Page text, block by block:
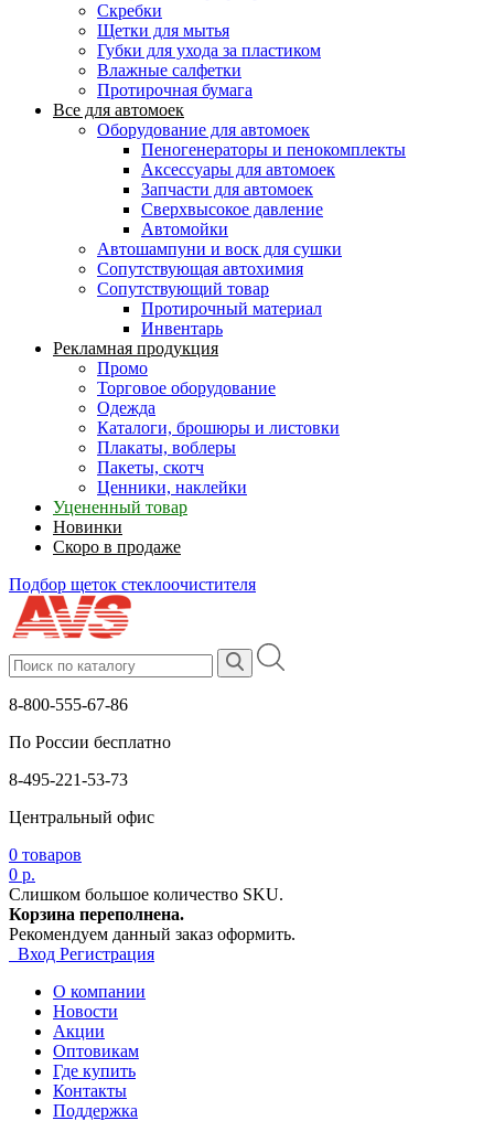
Скребки
Щетки для мытья
Губки для ухода за пластиком
Влажные салфетки
Протирочная бумага
Все для автомоек
Оборудование для автомоек
Пеногенераторы и пенокомплекты
Аксессуары для автомоек
Запчасти для автомоек
Сверхвысокое давление
Автомойки
Автошампуни и воск для сушки
Сопутствующая автохимия
Сопутствующий товар
Протирочный материал
Инвентарь
Рекламная продукция
Промо
Торговое оборудование
Одежда
Каталоги, брошюры и листовки
Плакаты, воблеры
Пакеты, скотч
Ценники, наклейки
Уцененный товар
Новинки
Скоро в продаже
Подбор щеток стеклоочистителя
8-800-555-67-86
По России бесплатно
8-495-221-53-73
Центральный офис
0 товаров
0 р.
Слишком большое количество SKU.
Корзина переполнена.
Рекомендуем данный заказ оформить.
Вход Регистрация
О компании
Новости
Акции
Оптовикам
Где купить
Контакты
Поддержка